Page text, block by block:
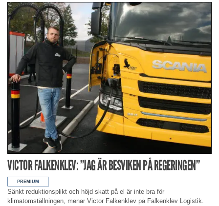
VICTOR FALKENKLEV: ”JAG ÄR BESVIKEN PÅ REGERINGEN”
Sänkt reduktionsplikt och höjd skatt på el är inte bra för
klimatomställningen, menar Victor Falkenklev på Falkenklev Logistik.